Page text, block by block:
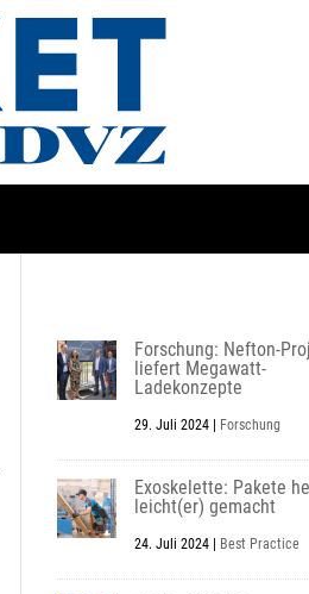
Forschung: Nefton-
liefert Megawatt-
Ladekonzepte
29. Juli 2024| Forschung
Exoskelette: Pakete
leicht(er) gemacht
24. Juli 2024| Best Practice